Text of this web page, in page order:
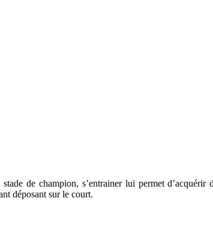
de champion, s’entrainer lui permet d’acquérir
déposant sur le court.